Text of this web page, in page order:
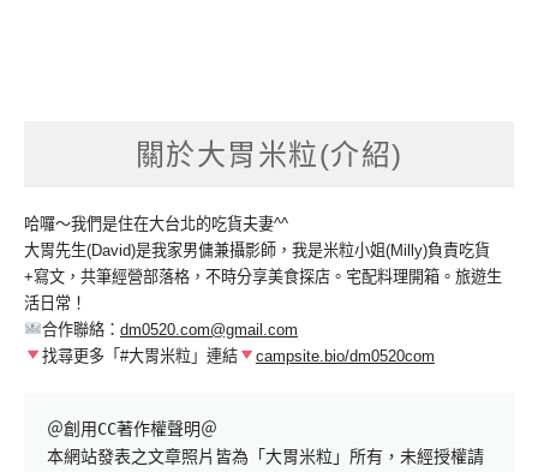
關於大胃米粒(介紹)
哈囉～我們是住在大台北的吃貨夫妻^^
大胃先生(David)是我家男傭兼攝影師，我是米粒小姐(Milly)負責吃貨
+寫文，共筆經營部落格，不時分享美食探店。宅配料理開箱。旅遊生
活日常！
合作聯絡： dm0520.com@gmail.com
找尋更多「#大胃米粒」連結
campsite.bio/dm0520com
＠創用CC著作權聲明＠
本網站發表之文章照片皆為「大胃米粒」所有，未經授權請